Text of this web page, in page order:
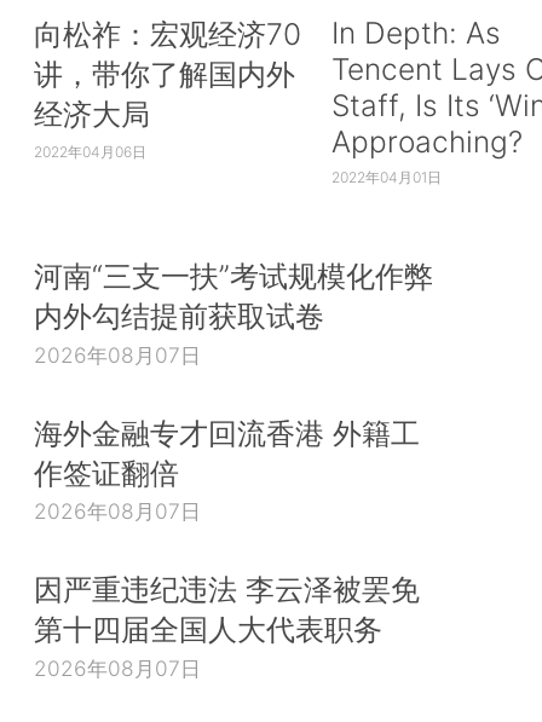
向松祚：宏观经济70
讲，带你了解国内外
经济大局
2022年04月06日
In Depth: As
Tencent Lays
Staff, Is Its
Approaching?
2022年04月01日
河南“三支一扶”考试规模化作弊
内外勾结提前获取试卷
2026年08月07日
海外金融专才回流香港 外籍工
作签证翻倍
2026年08月07日
因严重违纪违法 李云泽被罢免
第十四届全国人大代表职务
2026年08月07日